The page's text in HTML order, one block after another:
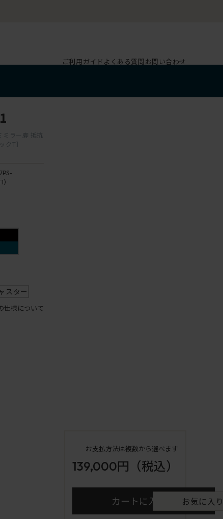
ご利用ガイド よくある質問お問い合わせ
ラー脚 抵抗
T］
スター
仕様について
お支払方法は複数から選べます
139,000円 （税込）
カートに入れる お気に入